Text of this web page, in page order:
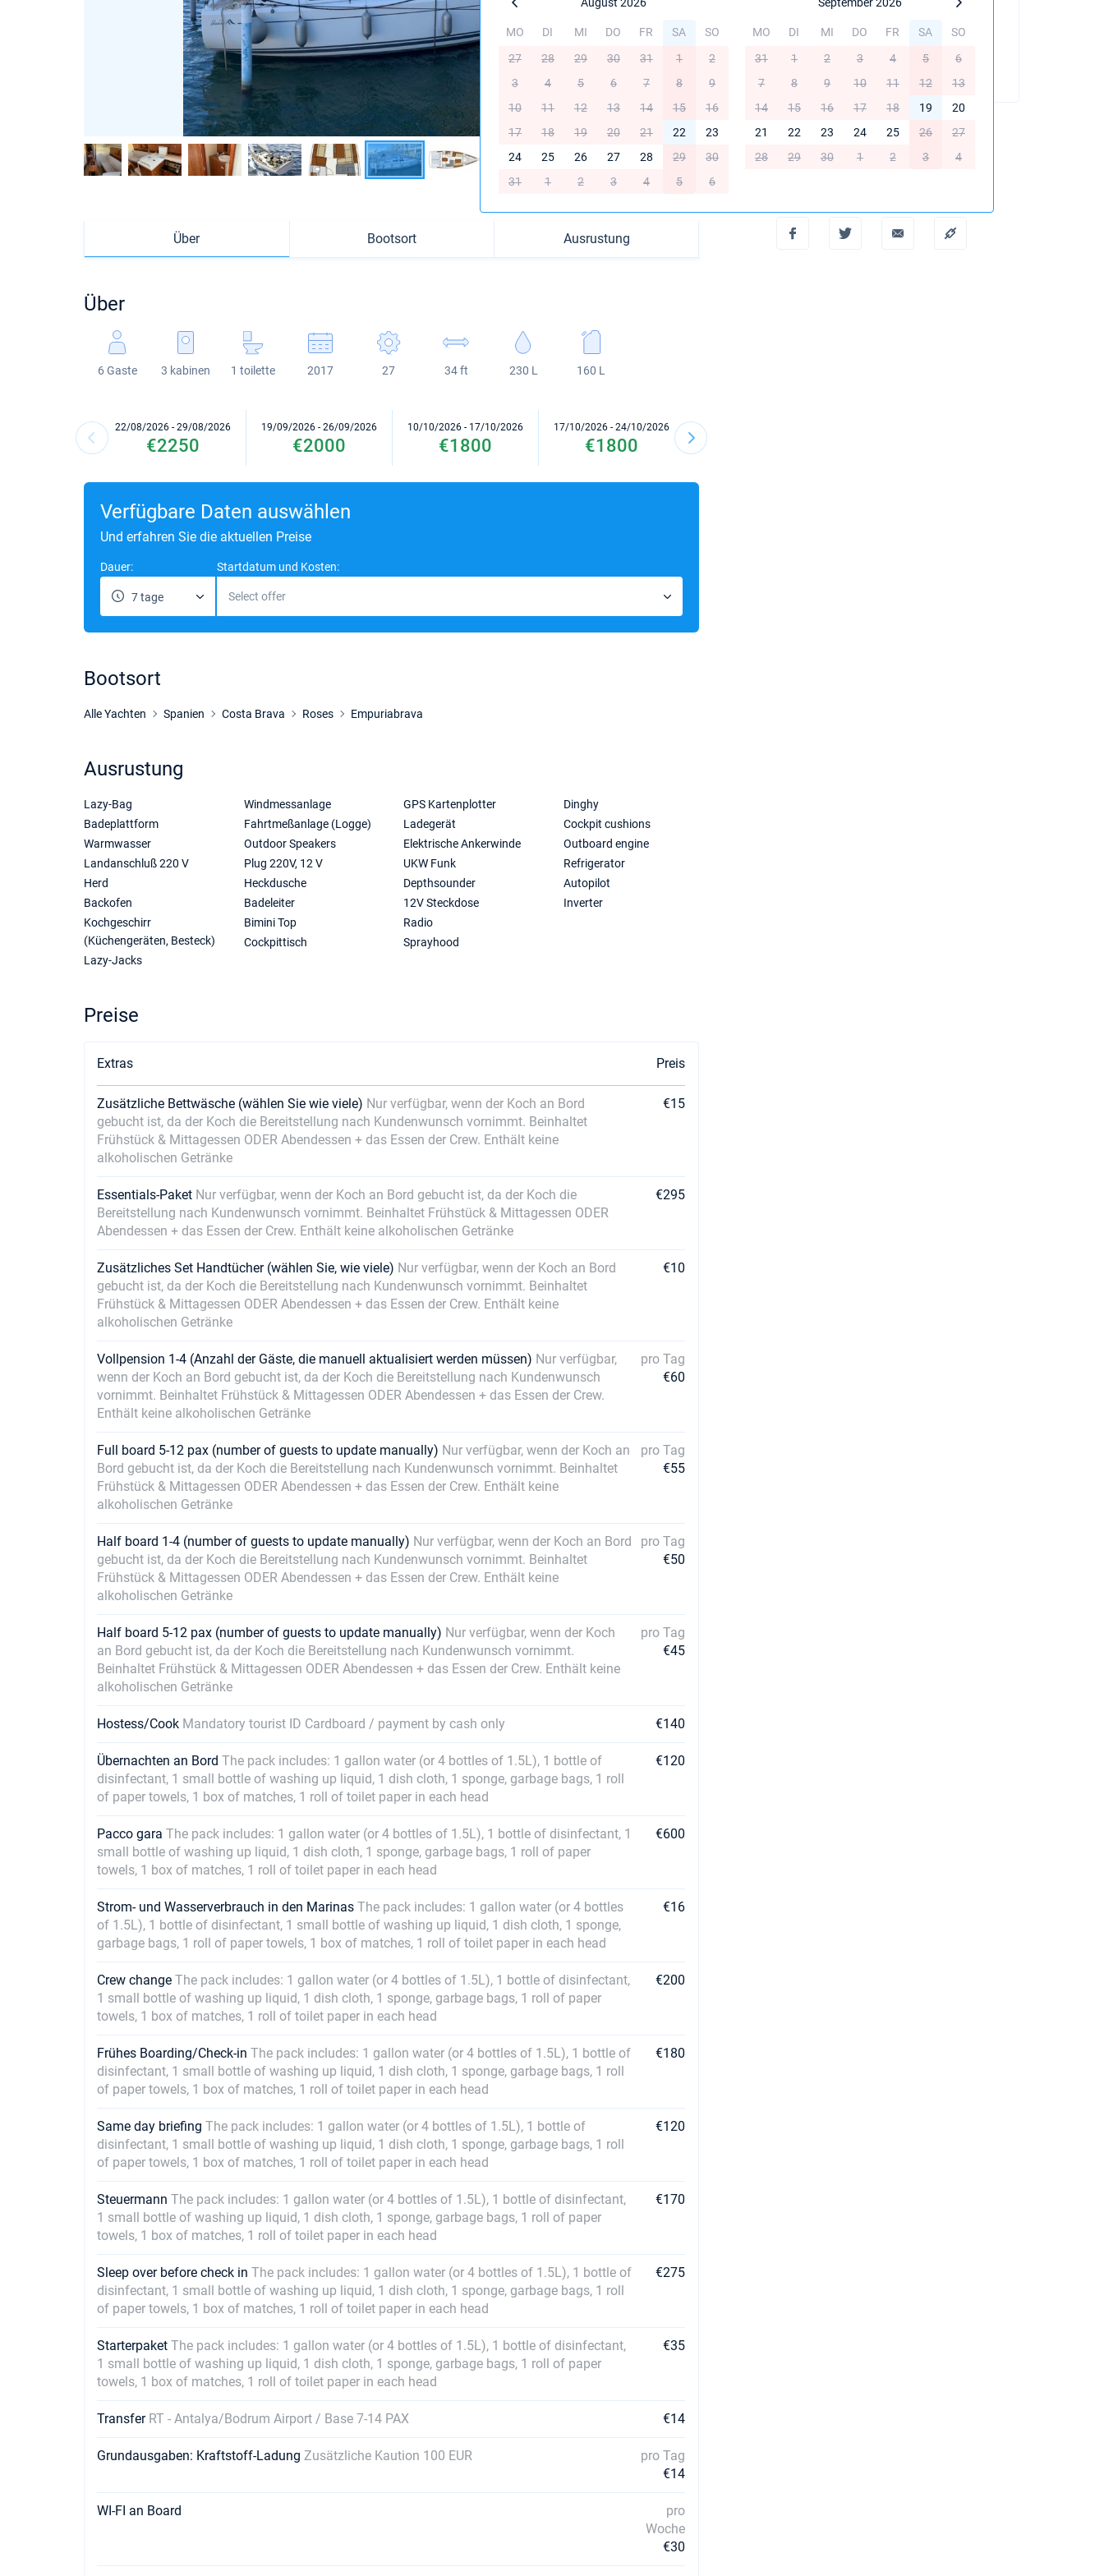
Über Bootsort Ausrustung
Über
6 Gaste 3 kabinen 1 toilette 2017 27 34 ft 230 L 160 L
22/08/2026 - 29/08/2026
€2250
19/09/2026 - 26/09/2026
€2000
10/10/2026 - 17/10/2026
€1800
17/10/2026 - 24/10/2026
€1800
24/10/2026 - 31/10/2026
Verfügbare Daten auswählen
Und erfahren Sie die aktuellen Preise
Dauer:
7 tage
Startdatum und Kosten:
Select offer
Bootsort
Alle Yachten Spanien Costa Brava Roses Empuriabrava
Ausrustung
Lazy-Bag
Badeplattform
Warmwasser
Landanschluß 220 V
Herd
Backofen
Kochgeschirr
(Küchengeräten, Besteck)
Lazy-Jacks
Windmessanlage
Fahrtmeßanlage (Logge)
Outdoor Speakers
Plug 220V, 12 V
Heckdusche
Badeleiter
Bimini Top
Cockpittisch
GPS Kartenplotter
Ladegerät
Elektrische Ankerwinde
UKW Funk
Depthsounder
12V Steckdose
Radio
Sprayhood
Dinghy
Cockpit cushions
Outboard engine
Refrigerator
Autopilot
Inverter
Preise
Extras Preis
Zusätzliche Bettwäsche (wählen Sie wie viele) Nur verfügbar, wenn der Koch an Bord
gebucht ist, da der Koch die Bereitstellung nach Kundenwunsch vornimmt. Beinhaltet
Frühstück & Mittagessen ODER Abendessen + das Essen der Crew. Enthält keine
alkoholischen Getränke
€15
Essentials-Paket Nur verfügbar, wenn der Koch an Bord gebucht ist, da der Koch die
Bereitstellung nach Kundenwunsch vornimmt. Beinhaltet Frühstück & Mittagessen ODER
Abendessen + das Essen der Crew. Enthält keine alkoholischen Getränke
€295
Zusätzliches Set Handtücher (wählen Sie, wie viele) Nur verfügbar, wenn der Koch an Bord
gebucht ist, da der Koch die Bereitstellung nach Kundenwunsch vornimmt. Beinhaltet
Frühstück & Mittagessen ODER Abendessen + das Essen der Crew. Enthält keine
alkoholischen Getränke
€10
Vollpension 1-4 (Anzahl der Gäste, die manuell aktualisiert werden müssen) Nur verfügbar,
wenn der Koch an Bord gebucht ist, da der Koch die Bereitstellung nach Kundenwunsch
vornimmt. Beinhaltet Frühstück & Mittagessen ODER Abendessen + das Essen der Crew.
Enthält keine alkoholischen Getränke
pro Tag
€60
Full board 5-12 pax (number of guests to update manually) Nur verfügbar, wenn der Koch an
Bord gebucht ist, da der Koch die Bereitstellung nach Kundenwunsch vornimmt. Beinhaltet
Frühstück & Mittagessen ODER Abendessen + das Essen der Crew. Enthält keine
alkoholischen Getränke
pro Tag
€55
Half board 1-4 (number of guests to update manually) Nur verfügbar, wenn der Koch an Bord
gebucht ist, da der Koch die Bereitstellung nach Kundenwunsch vornimmt. Beinhaltet
Frühstück & Mittagessen ODER Abendessen + das Essen der Crew. Enthält keine
alkoholischen Getränke
pro Tag
€50
Half board 5-12 pax (number of guests to update manually) Nur verfügbar, wenn der Koch
an Bord gebucht ist, da der Koch die Bereitstellung nach Kundenwunsch vornimmt.
Beinhaltet Frühstück & Mittagessen ODER Abendessen + das Essen der Crew. Enthält keine
alkoholischen Getränke
pro Tag
€45
Hostess/Cook Mandatory tourist ID Cardboard / payment by cash only €140
Übernachten an Bord The pack includes: 1 gallon water (or 4 bottles of 1.5L), 1 bottle of
disinfectant, 1 small bottle of washing up liquid, 1 dish cloth, 1 sponge, garbage bags, 1 roll
of paper towels, 1 box of matches, 1 roll of toilet paper in each head
€120
Pacco gara The pack includes: 1 gallon water (or 4 bottles of 1.5L), 1 bottle of disinfectant, 1
small bottle of washing up liquid, 1 dish cloth, 1 sponge, garbage bags, 1 roll of paper
towels, 1 box of matches, 1 roll of toilet paper in each head
€600
Strom- und Wasserverbrauch in den Marinas The pack includes: 1 gallon water (or 4 bottles
of 1.5L), 1 bottle of disinfectant, 1 small bottle of washing up liquid, 1 dish cloth, 1 sponge,
garbage bags, 1 roll of paper towels, 1 box of matches, 1 roll of toilet paper in each head
€16
Crew change The pack includes: 1 gallon water (or 4 bottles of 1.5L), 1 bottle of disinfectant,
1 small bottle of washing up liquid, 1 dish cloth, 1 sponge, garbage bags, 1 roll of paper
towels, 1 box of matches, 1 roll of toilet paper in each head
€200
Frühes Boarding/Check-in The pack includes: 1 gallon water (or 4 bottles of 1.5L), 1 bottle of
disinfectant, 1 small bottle of washing up liquid, 1 dish cloth, 1 sponge, garbage bags, 1 roll
of paper towels, 1 box of matches, 1 roll of toilet paper in each head
€180
Same day briefing The pack includes: 1 gallon water (or 4 bottles of 1.5L), 1 bottle of
disinfectant, 1 small bottle of washing up liquid, 1 dish cloth, 1 sponge, garbage bags, 1 roll
of paper towels, 1 box of matches, 1 roll of toilet paper in each head
€120
Steuermann The pack includes: 1 gallon water (or 4 bottles of 1.5L), 1 bottle of disinfectant,
1 small bottle of washing up liquid, 1 dish cloth, 1 sponge, garbage bags, 1 roll of paper
towels, 1 box of matches, 1 roll of toilet paper in each head
€170
Sleep over before check in The pack includes: 1 gallon water (or 4 bottles of 1.5L), 1 bottle of
disinfectant, 1 small bottle of washing up liquid, 1 dish cloth, 1 sponge, garbage bags, 1 roll
of paper towels, 1 box of matches, 1 roll of toilet paper in each head
€275
Starterpaket The pack includes: 1 gallon water (or 4 bottles of 1.5L), 1 bottle of disinfectant,
1 small bottle of washing up liquid, 1 dish cloth, 1 sponge, garbage bags, 1 roll of paper
towels, 1 box of matches, 1 roll of toilet paper in each head
€35
Transfer RT - Antalya/Bodrum Airport / Base 7-14 PAX €14
Grundausgaben: Kraftstoff-Ladung Zusätzliche Kaution 100 EUR
pro Tag
€14
WI-FI an Board
pro
Woche
€30
MO DI MI DO FR SA
SO
27
28 29 30 31 1
2
3
4 5 6 7 8
9
10
11 12 13 14 15
16
17
18 19 20 21 22
23
24
25 26 27 28 29
30
31
1 2 3 4 5 6
MO DI MI DO FR SA
SO
31
1 2 3 4 5
6
7
8 9 10 11 12
13
14
15 16 17 18 19
20
21
22 23 24 25 26
27
28
29 30 1 2 3 4
BUCHEN SIE DIESE YACHT